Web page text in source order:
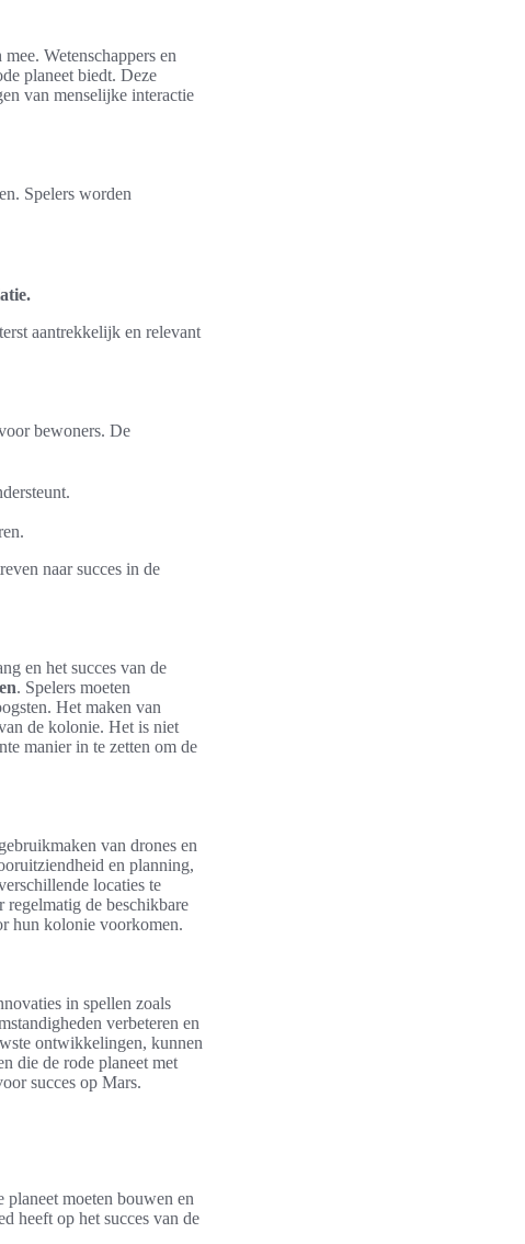
Wetenschappers en
planeet biedt. Deze
van menselijke interactie
Spelers worden
aantrekkelijk en relevant
bewoners. De
naar succes in de
en het succes van de
. Spelers moeten
Het maken van
de kolonie. Het is niet
manier in te zetten om de
van drones en
en planning,
locaties te
de beschikbare
hun kolonie voorkomen.
in spellen zoals
verbeteren en
ontwikkelingen, kunnen
die de rode planeet met
succes op Mars.
planeet moeten bouwen en
heeft op het succes van de